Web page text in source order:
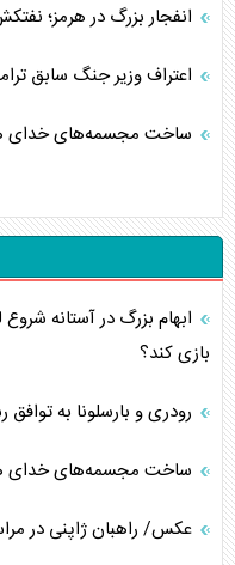
انفجار بزرگ در هرمز؛
اعتراف وزیر جنگ سابق
ساخت مجسمه‌های خدای
ابهام بزرگ در آستانه
بازی کند؟
رودری و بارسلونا به
ساخت مجسمه‌های خدای
عکس/ راهبان ژاپنی در